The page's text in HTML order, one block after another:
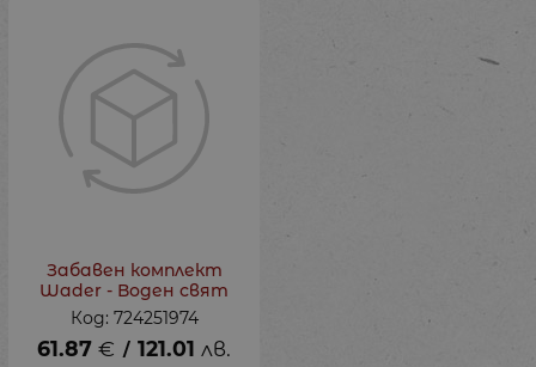
Забавен комплект
Wader - Воден свят
Код: 724251974
61.87 € / 121.01 лв.